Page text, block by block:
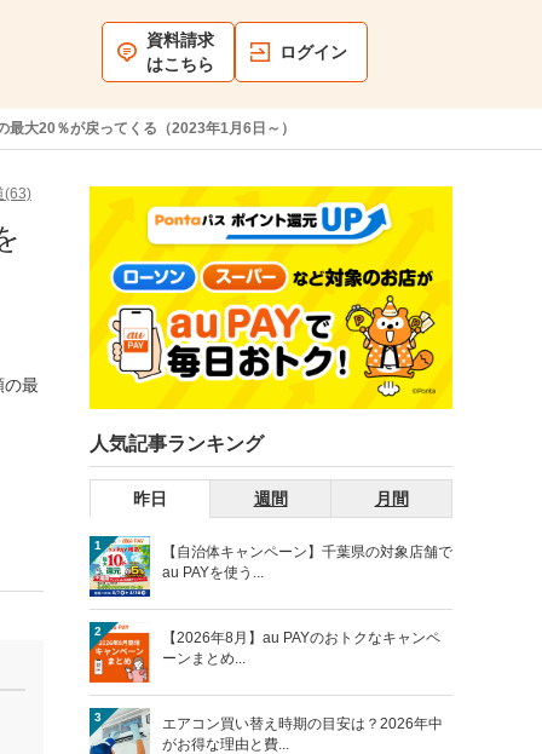
資料請求
はこちら
ログイン
大20％が戻ってくる（2023年1月6日～）
(63)
の最
人気記事ランキング
昨日 週間 月間
1
【自治体キャンペーン】千葉県の対象店舗で
au PAYを使う...
2
【2026年8月】au PAYのおトクなキャンペ
ーンまとめ...
3
エアコン買い替え時期の目安は？2026年中
がお得な理由と費...